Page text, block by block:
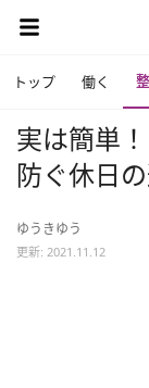
トップ 働く
実は簡単
防ぐ休日
ゆうきゆう
更新: 2021.11.12